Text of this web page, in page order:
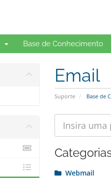
Base de Conhecimento
Email
Suporte Base de
Webmail